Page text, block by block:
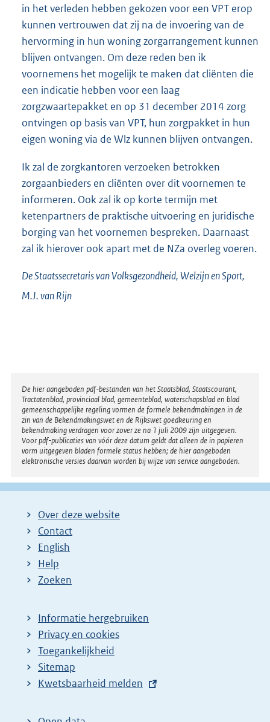
in het verleden hebben gekozen voor een VPT erop
kunnen vertrouwen dat zij na de invoering van de
hervorming in hun woning zorgarrangement kunnen
blijven ontvangen. Om deze reden ben ik
voornemens het mogelijk te maken dat cliënten die
een indicatie hebben voor een laag
zorgzwaartepakket en op 31 december 2014 zorg
ontvingen op basis van VPT, hun zorgpakket in hun
eigen woning via de Wlz kunnen blijven ontvangen.
Ik zal de zorgkantoren verzoeken betrokken
zorgaanbieders en cliënten over dit voornemen te
informeren. Ook zal ik op korte termijn met
ketenpartners de praktische uitvoering en juridische
borging van het voornemen bespreken. Daarnaast
zal ik hierover ook apart met de NZa overleg voeren.
De Staatssecretaris van Volksgezondheid, Welzijn en Sport,
M.J. vanRijn
Disclaimer
De hier aangeboden pdf-bestanden van het Staatsblad, Staatscourant,
Tractatenblad, provinciaal blad, gemeenteblad, waterschapsblad en blad
gemeenschappelijke regeling vormen de formele bekendmakingen in de
zin van de Bekendmakingswet en de Rijkswet goedkeuring en
bekendmaking verdragen voor zover ze na 1 juli 2009 zijn uitgegeven.
Voor pdf-publicaties van vóór deze datum geldt dat alleen de in papieren
vorm uitgegeven bladen formele status hebben; de hier aangeboden
elektronische versies daarvan worden bij wijze van service aangeboden.
Over deze website
Contact
English
Help
Zoeken
Informatie hergebruiken
Privacy en cookies
Toegankelijkheid
Sitemap
E
t
Kwetsbaarheid melden